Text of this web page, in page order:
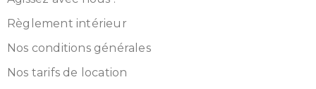
Règlement intérieur
Nos conditions générales
Nos tarifs de location